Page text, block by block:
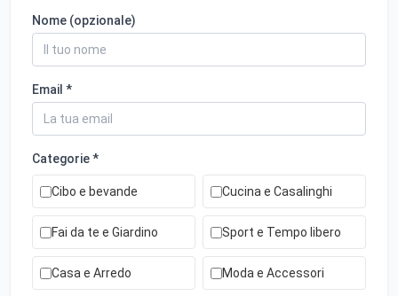
Nome (opzionale)
Email *
Categorie *
Cibo e bevande Cucina e Casalinghi
Fai da te e Giardino Sport e Tempo libero
Casa e Arredo Moda e Accessori